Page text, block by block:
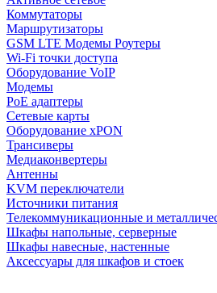
Коммутаторы
Маршрутизаторы
GSM LTE Модемы Роутеры
Wi-Fi точки доступа
Оборудование VoIP
Модемы
PoE адаптеры
Сетевые карты
Оборудование xPON
Трансиверы
Медиаконвертеры
Антенны
KVM переключатели
Источники питания
Телекоммуникационные и
Шкафы напольные, серверные
Шкафы навесные, настенные
Аксессуары для шкафов и стоек